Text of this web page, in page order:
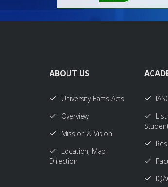
ABOUT US
University Facts Acts
Overview
Mission & Vision
Location, Map
Direction